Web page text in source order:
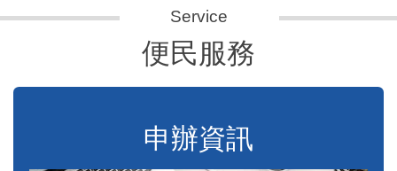
便民服務
申辦資訊